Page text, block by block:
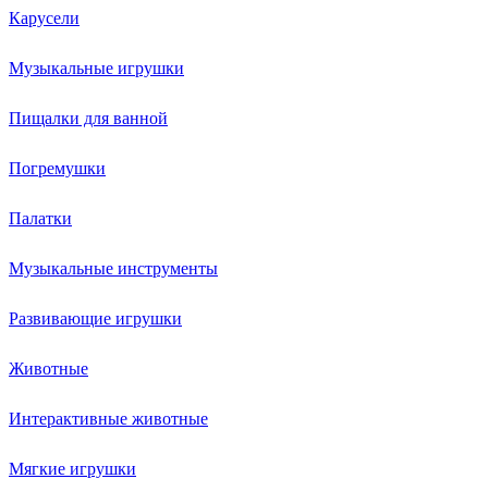
Карусели
Музыкальные игрушки
Пищалки для ванной
Погремушки
Палатки
Музыкальные инструменты
Развивающие игрушки
Животные
Интерактивные животные
Мягкие игрушки